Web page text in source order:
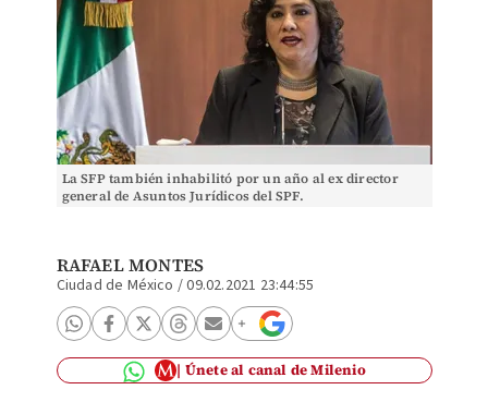
La SFP también inhabilitó por un año al ex director
general de Asuntos Jurídicos del SPF.
RAFAEL MONTES
Ciudad de México /09.02.2021 23:44:55
Únete al canal de Milenio